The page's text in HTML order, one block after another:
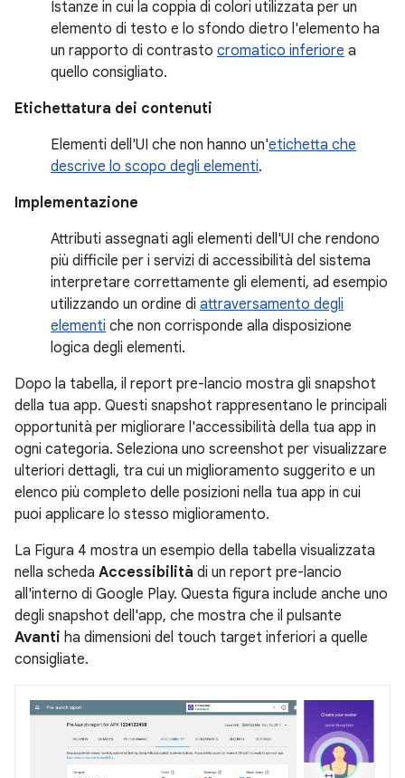
Istanze in cui la coppia di colori utilizzata per un
elemento di testo e lo sfondo dietro l'elemento ha
un rapporto di contrasto cromatico inferiore a
quello consigliato.
Etichettatura dei contenuti
Elementi dell'UI che non hanno un'etichetta che
descrive lo scopo degli elementi.
Implementazione
Attributi assegnati agli elementi dell'UI che rendono
più difficile per i servizi di accessibilità del sistema
interpretare correttamente gli elementi, ad esempio
utilizzando un ordine di attraversamento degli
elementi che non corrisponde alla disposizione
logica degli elementi.
Dopo la tabella, il report pre-lancio mostra gli snapshot
della tua app. Questi snapshot rappresentano le principali
opportunità per migliorare l'accessibilità della tua app in
ogni categoria. Seleziona uno screenshot per visualizzare
ulteriori dettagli, tra cui un miglioramento suggerito e un
elenco più completo delle posizioni nella tua app in cui
puoi applicare lo stesso miglioramento.
La Figura 4 mostra un esempio della tabella visualizzata
nella scheda Accessibilità di un report pre-lancio
all'interno di Google Play. Questa figura include anche uno
degli snapshot dell'app, che mostra che il pulsante
Avanti ha dimensioni del touch target inferiori a quelle
consigliate.